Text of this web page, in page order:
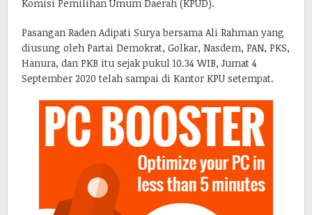
Komisi Pemilihan Umum Daerah (KPUD).
Pasangan Raden Adipati Surya bersama Ali Rahman yang
diusung oleh Partai Demokrat, Golkar, Nasdem, PAN, PKS,
Hanura, dan PKB itu sejak pukul 10.34 WIB, Jumat 4
September 2020 telah sampai di Kantor KPU setempat.